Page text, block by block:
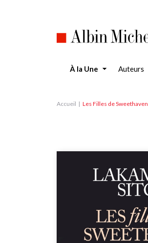
À la Une Auteurs
Accueil Les Filles de Sweethaven